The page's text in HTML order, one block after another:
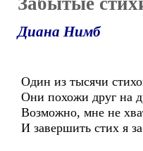
Диана Нимб
Один из тысячи
Они похожи друг на
Возможно, мне не
И завершить стих я